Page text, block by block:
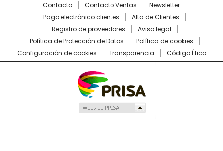
Contacto Contacto Ventas
Newsletter
Pago electrónico clientes
Alta de Clientes
Registro de proveedores
Aviso legal
Política de Protección de Datos
Política de cookies
Configuración de cookies
Transparencia Código Ético